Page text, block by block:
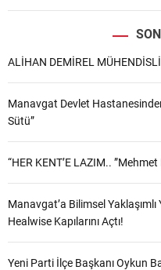
ALİHAN DEMİREL
Manavgat Devlet
Sütü”
“HER KENT’E LAZIM.. ”Mehmet
Manavgat’a Bilimsel
Healwise Kapılarını Açtı!
Yeni Parti İlçe Başkanı Oykun